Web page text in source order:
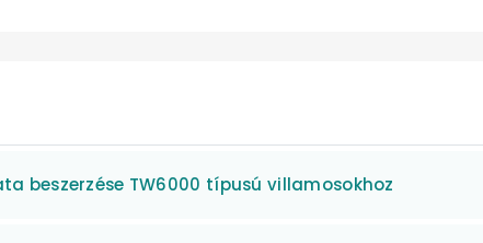
beszerzése TW6000 típusú villamosokhoz